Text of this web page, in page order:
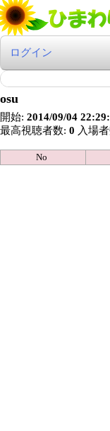
ログイン
osu
開始: 2014/09/04
最高視聴者数: 0 入場
No